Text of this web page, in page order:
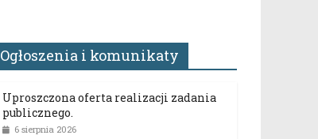
Ogłoszenia i komunikaty
Uproszczona oferta realizacji zadania
publicznego.
6 sierpnia 2026